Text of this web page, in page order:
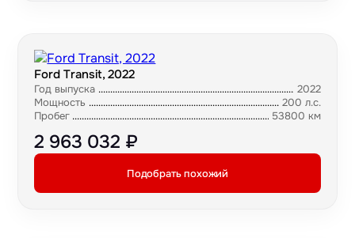
Ford Transit, 2022
Год выпуска
2022
Мощность
200 л.с.
Пробег
53800 км
2 963 032 ₽
Подобрать похожий